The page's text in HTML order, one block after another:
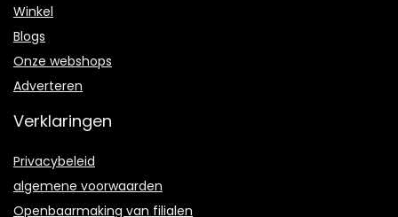
Winkel
Blogs
Onze webshops
Adverteren
Verklaringen
Privacybeleid
algemene voorwaarden
Openbaarmaking van filialen